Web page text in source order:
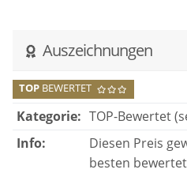
Auszeichnungen
TOP BEWERTET
Kategorie: TOP-Bewertet
Info:
Diesen Preis
besten